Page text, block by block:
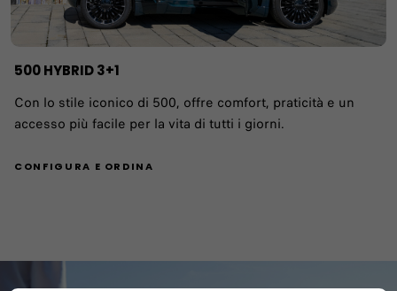
500 HYBRID 3+1
Con lo stile iconico di 500, offre comfort, praticità e un
accesso più facile per la vita di tutti i giorni.
CONFIGURA E ORDINA